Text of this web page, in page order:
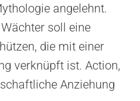
angelehnt.
soll eine
die mit einer
verknüpft ist. Action,
Anziehung